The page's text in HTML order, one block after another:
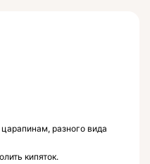
разного вида
кипяток.